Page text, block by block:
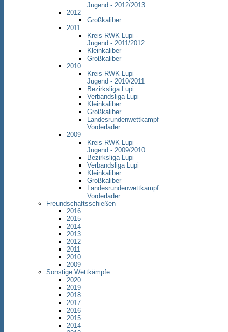
Jugend - 2012/2013
2012
Großkaliber
2011
Kreis-RWK Lupi -
Jugend - 2011/2012
Kleinkaliber
Großkaliber
2010
Kreis-RWK Lupi -
Jugend - 2010/2011
Bezirksliga Lupi
Verbandsliga Lupi
Kleinkaliber
Großkaliber
Landesrundenwettkampf
Vorderlader
2009
Kreis-RWK Lupi -
Jugend - 2009/2010
Bezirksliga Lupi
Verbandsliga Lupi
Kleinkaliber
Großkaliber
Landesrundenwettkampf
Vorderlader
Freundschaftsschießen
2016
2015
2014
2013
2012
2011
2010
2009
Sonstige Wettkämpfe
2020
2019
2018
2017
2016
2015
2014